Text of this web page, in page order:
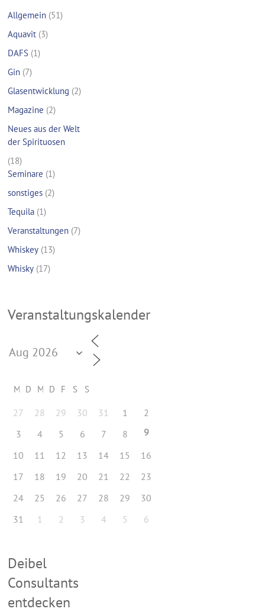
Allgemein (51)
Aquavit (3)
DAFS (1)
Gin (7)
Glasentwicklung (2)
Magazine (2)
Neues aus der Welt
der Spirituosen
(18)
Seminare (1)
sonstiges (2)
Tequila (1)
Veranstaltungen (7)
Whiskey (13)
Whisky (17)
Veranstaltungskalender
M D M D F S S
27 28 29 30 31 1
2
3
4 5 6 7 8
9
10
11 12 13 14 15
16
17
18 19 20 21 22
23
24
25 26 27 28 29
30
31
1 2 3 4 5 6
Deibel
Consultants
entdecken